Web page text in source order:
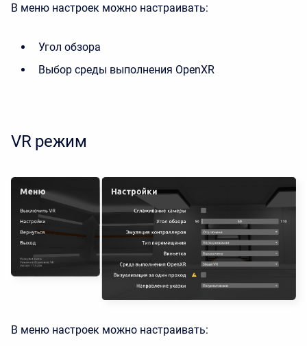
В меню настроек можно настраивать:
Угол обзора
Выбор среды выполнения OpenXR
VR режим
В меню настроек можно настраивать: